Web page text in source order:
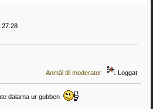
Anmäl till moderator Loggat
dalarna ur gubben